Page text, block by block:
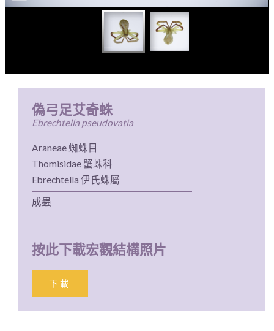
偽弓足艾奇蛛
Ebrechtella pseudovatia
Araneae 蜘蛛目
Thomisidae 蟹蛛科
Ebrechtella 伊氏蛛屬
成蟲
按此下載宏觀結構照片
下載